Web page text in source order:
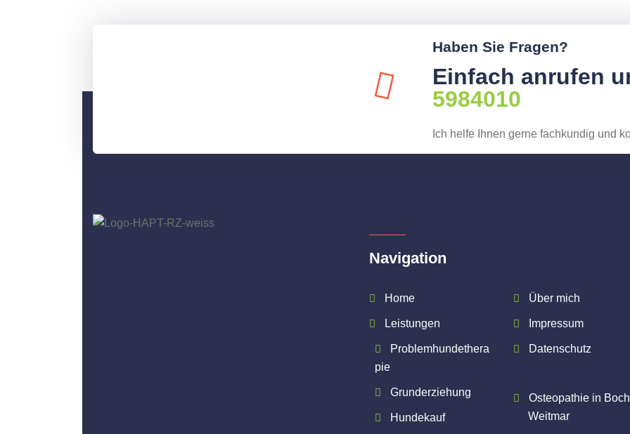
Haben Sie Fragen?
Einfach anrufen
5984010
Ich helfe Ihnen gerne fachkundig und
Navigation
Home
Leistungen
Problemhundethera
pie
Grunderziehung
Hundekauf
Über mich
Impressum
Datenschutz
Osteopathie in
Weitmar